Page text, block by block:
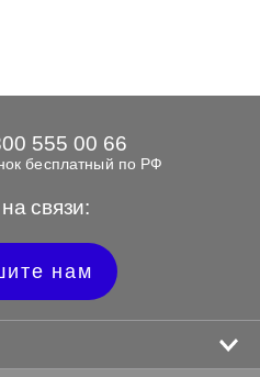
связи:
555 00 66
бесплатный по РФ
нам